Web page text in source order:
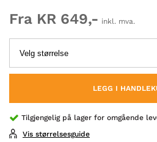
Fra KR 649,- inkl. mva.
LEGG I
Tilgjengelig på lager for omgående
Vis størrelsesguide